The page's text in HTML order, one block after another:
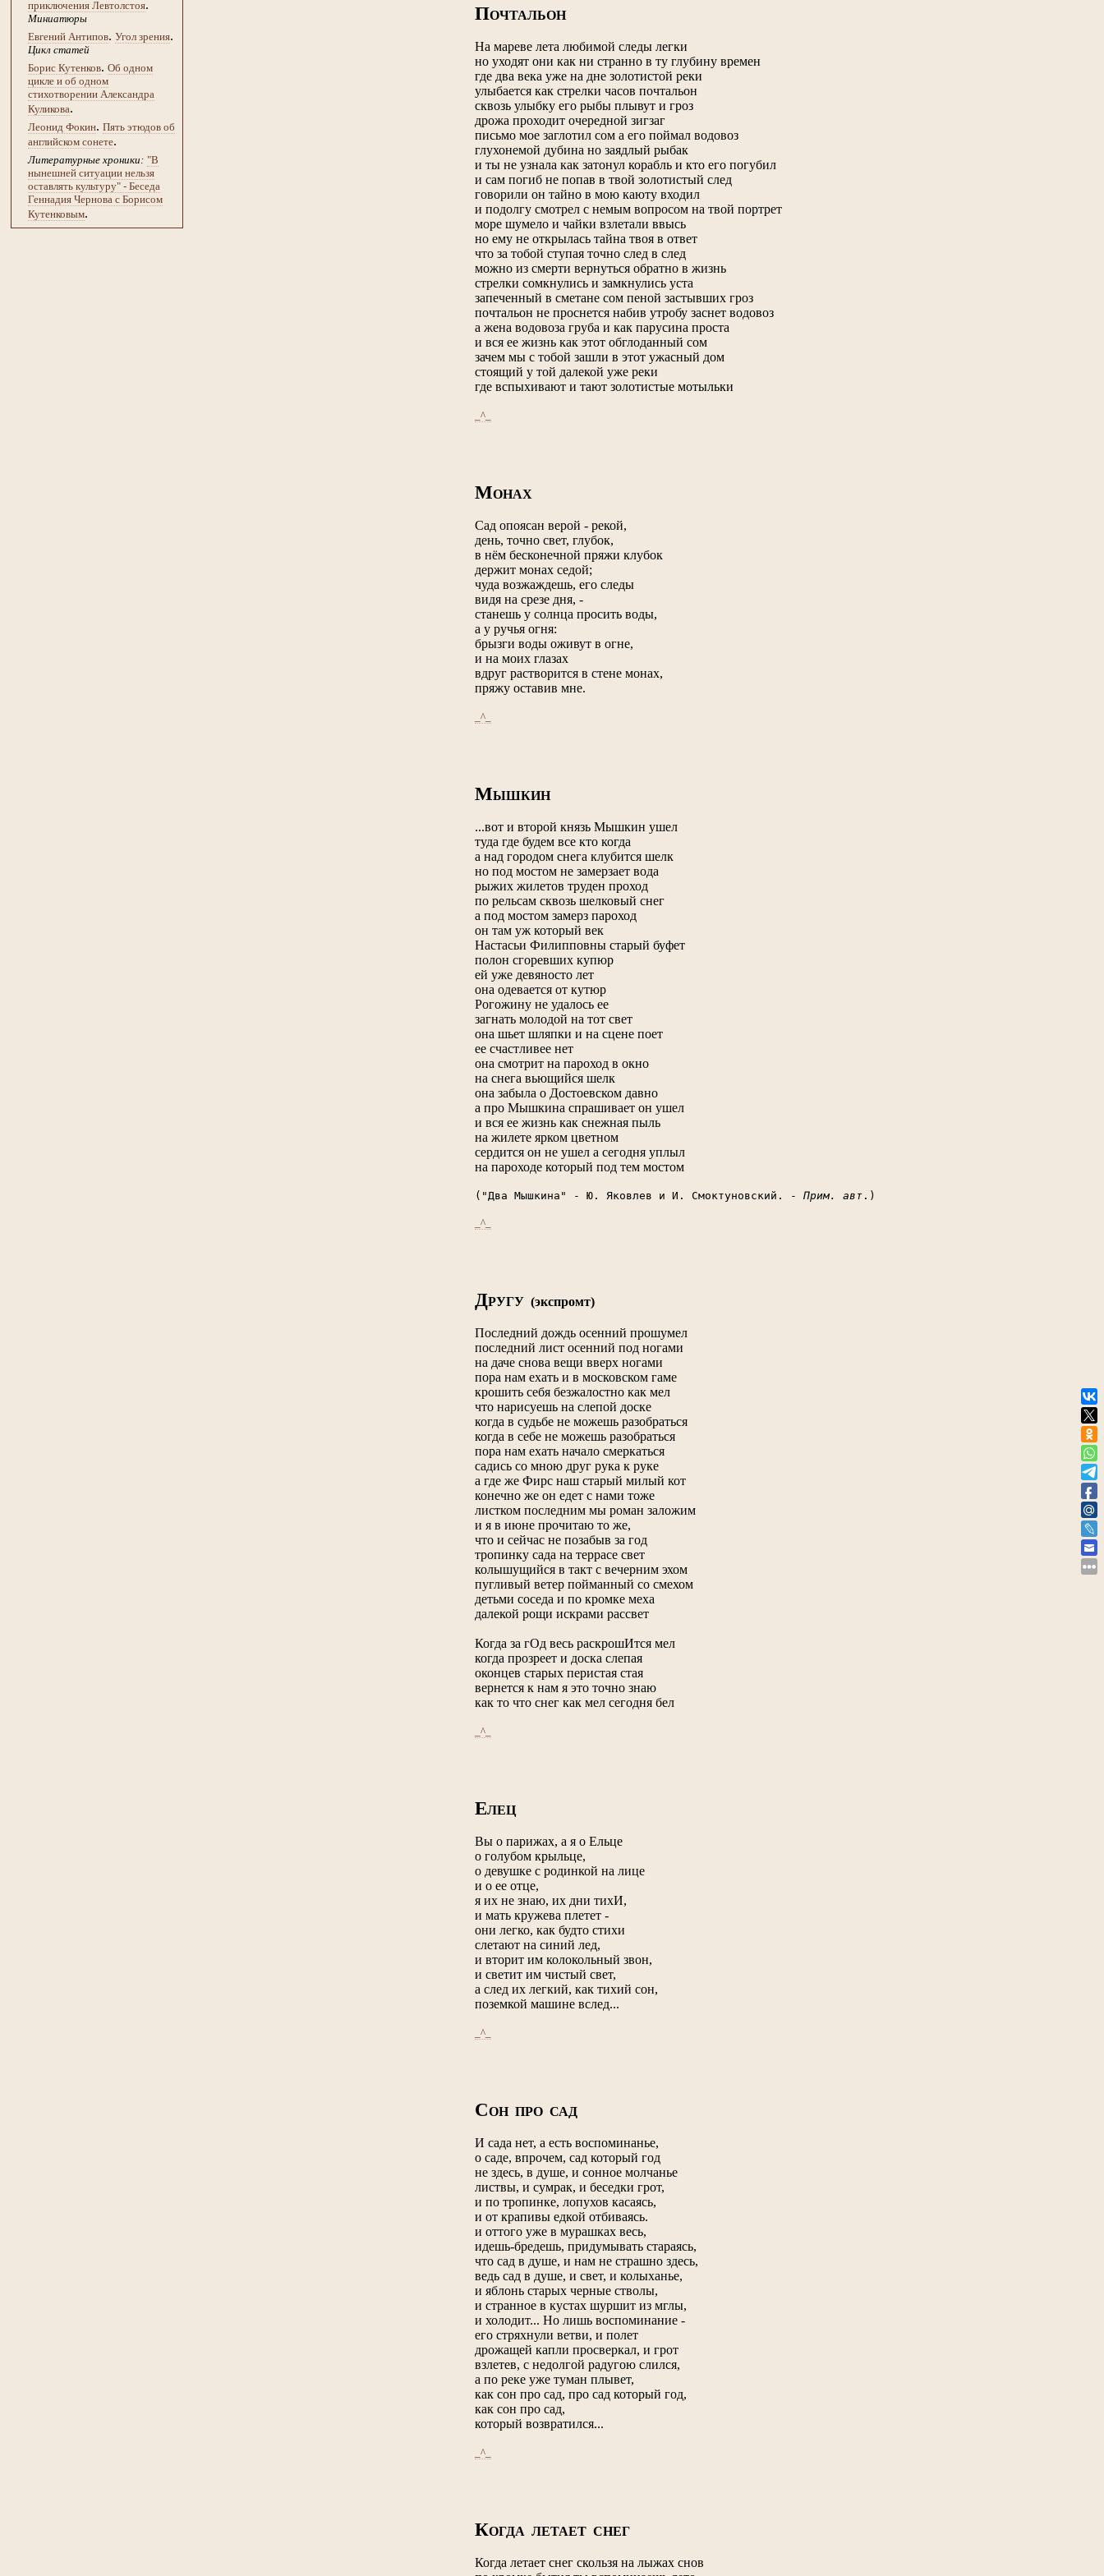
приключения Левтолстоя.
Миниатюры
Евгений Антипов. Угол зрения.
Цикл статей
Борис Кутенков. Об одном
цикле и об одном
стихотворении Александра
Куликова.
Леонид Фокин. Пять этюдов об
английском сонете.
Литературные хроники: "В
нынешней ситуации нельзя
оставлять культуру" - Беседа
Геннадия Чернова с Борисом
Кутенковым.
ПОЧТАЛЬОН
На мареве лета любимой следы легки
но уходят они как ни странно в ту глубину времен
где два века уже на дне золотистой реки
улыбается как стрелки часов почтальон
сквозь улыбку его рыбы плывут и гроз
дрожа проходит очередной зигзаг
письмо мое заглотил сом а его поймал водовоз
глухонемой дубина но заядлый рыбак
и ты не узнала как затонул корабль и кто его погубил
и сам погиб не попав в твой золотистый след
говорили он тайно в мою каюту входил
и подолгу смотрел с немым вопросом на твой портрет
море шумело и чайки взлетали ввысь
но ему не открылась тайна твоя в ответ
что за тобой ступая точно след в след
можно из смерти вернуться обратно в жизнь
стрелки сомкнулись и замкнулись уста
запеченный в сметане сом пеной застывших гроз
почтальон не проснется набив утробу заснет водовоз
а жена водовоза груба и как парусина проста
и вся ее жизнь как этот обглоданный сом
зачем мы с тобой зашли в этот ужасный дом
стоящий у той далекой уже реки
где вспыхивают и тают золотистые мотыльки
_^_
МОНАХ
Сад опоясан верой - рекой,
день, точно свет, глубок,
в нём бесконечной пряжи клубок
держит монах седой;
чуда возжаждешь, его следы
видя на срезе дня, -
станешь у солнца просить воды,
а у ручья огня:
брызги воды оживут в огне,
и на моих глазах
вдруг растворится в стене монах,
пряжу оставив мне.
_^_
МЫШКИН
...вот и второй князь Мышкин ушел
туда где будем все кто когда
а над городом снега клубится шелк
но под мостом не замерзает вода
рыжих жилетов труден проход
по рельсам сквозь шелковый снег
а под мостом замерз пароход
он там уж который век
Настасьи Филипповны старый буфет
полон сгоревших купюр
ей уже девяносто лет
она одевается от кутюр
Рогожину не удалось ее
загнать молодой на тот свет
она шьет шляпки и на сцене поет
ее счастливее нет
она смотрит на пароход в окно
на снега вьющийся шелк
она забыла о Достоевском давно
а про Мышкина спрашивает он ушел
и вся ее жизнь как снежная пыль
на жилете ярком цветном
сердится он не ушел а сегодня уплыл
на пароходе который под тем мостом
("Два Мышкина" - Ю. Яковлев и И. Смоктуновский. - Прим. авт .)
_^_
ДРУГУ (экспромт)
Последний дождь осенний прошумел
последний лист осенний под ногами
на даче снова вещи вверх ногами
пора нам ехать и в московском гаме
крошить себя безжалостно как мел
что нарисуешь на слепой доске
когда в судьбе не можешь разобраться
когда в себе не можешь разобраться
пора нам ехать начало смеркаться
садись со мною друг рука к руке
а где же Фирс наш старый милый кот
конечно же он едет с нами тоже
листком последним мы роман заложим
и я в июне прочитаю то же,
что и сейчас не позабыв за год
тропинку сада на террасе свет
колышущийся в такт с вечерним эхом
пугливый ветер пойманный со смехом
детьми соседа и по кромке меха
далекой рощи искрами рассвет
Когда за гОд весь раскрошИтся мел
когда прозреет и доска слепая
оконцев старых перистая стая
вернется к нам я это точно знаю
как то что снег как мел сегодня бел
_^_
ЕЛЕЦ
Вы о парижах, а я о Ельце
о голубом крыльце,
о девушке с родинкой на лице
и о ее отце,
я их не знаю, их дни тихИ,
и мать кружева плетет -
они легко, как будто стихи
слетают на синий лед,
и вторит им колокольный звон,
и светит им чистый свет,
а след их легкий, как тихий сон,
поземкой машине вслед...
_^_
СОН ПРО САД
И сада нет, а есть воспоминанье,
о саде, впрочем, сад который год
не здесь, в душе, и сонное молчанье
листвы, и сумрак, и беседки грот,
и по тропинке, лопухов касаясь,
и от крапивы едкой отбиваясь.
и оттого уже в мурашках весь,
идешь-бредешь, придумывать стараясь,
что сад в душе, и нам не страшно здесь,
ведь сад в душе, и свет, и колыханье,
и яблонь старых черные стволы,
и странное в кустах шуршит из мглы,
и холодит... Но лишь воспоминание -
его стряхнули ветви, и полет
дрожащей капли просверкал, и грот
взлетев, с недолгой радугою слился,
а по реке уже туман плывет,
как сон про сад, про сад который год,
как сон про сад,
который возвратился...
_^_
КОГДА ЛЕТАЕТ СНЕГ
Когда летает снег скользя на лыжах снов